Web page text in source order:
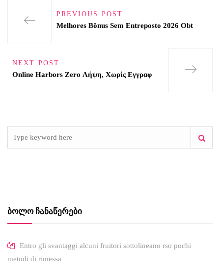
PREVIOUS POST
Melhores Bônus Sem Entreposto 2026 Obt
NEXT POST
Online Harbors Zero Λήψη, Χωρίς Εγγραφ
ᲑᲝᲚᲝ ᲩᲐᲜᲐᲬᲔᲠᲔᲑᲘ
Entro gli svantaggi alcuni fruitori sottolineano rso pochi
metodi di rimessa